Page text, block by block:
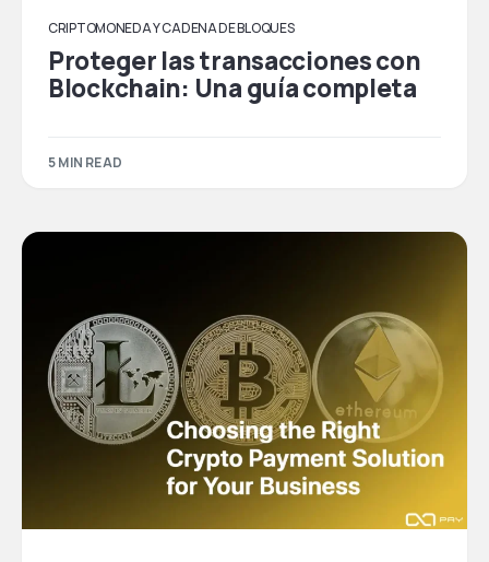
CRIPTOMONEDA Y CADENA DE BLOQUES
Proteger las transacciones con
Blockchain: Una guía completa
5 MIN READ